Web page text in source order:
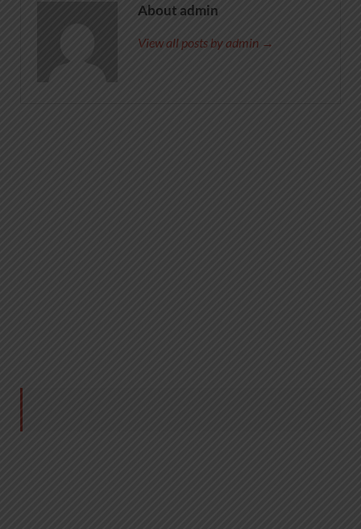
About admin
View all posts by admin →